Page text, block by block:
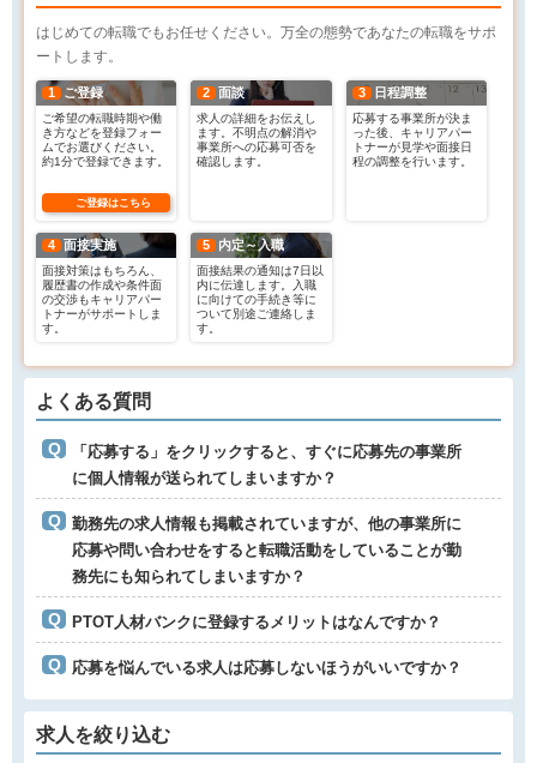
はじめての転職でもお任せください。万全の態勢であなたの転職をサポ
ートします。
1 ご登録
ご希望の転職時期や働
き方などを登録フォー
ムでお選びください。
約1分で登録できます。
ご登録はこちら
2 面談
求人の詳細をお伝えし
ます。不明点の解消や
事業所への応募可否を
確認します。
3 日程調整
応募する事業所が決ま
った後、キャリアパー
トナーが見学や面接日
程の調整を行います。
4 面接実施
面接対策はもちろん、
履歴書の作成や条件面
の交渉もキャリアパー
トナーがサポートしま
す。
5 内定～入職
面接結果の通知は7日以
内に伝達します。入職
に向けての手続き等に
ついて別途ご連絡しま
す。
よくある質問
「応募する」をクリックすると、すぐに応募先の事業所
に個人情報が送られてしまいますか？
勤務先の求人情報も掲載されていますが、他の事業所に
応募や問い合わせをすると転職活動をしていることが勤
務先にも知られてしまいますか？
PTOT人材バンクに登録するメリットはなんですか？
応募を悩んでいる求人は応募しないほうがいいですか？
求人を絞り込む